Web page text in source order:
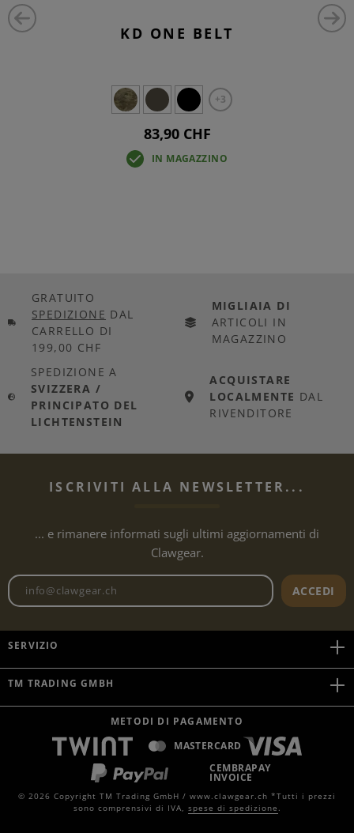
KD ONE BELT
+3
83,90 CHF
IN MAGAZZINO
GRATUITO
SPEDIZIONE DAL
CARRELLO DI
199,00 CHF
MIGLIAIA DI
ARTICOLI IN
MAGAZZINO
SPEDIZIONE A
SVIZZERA /
PRINCIPATO DEL
LICHTENSTEIN
ACQUISTARE
LOCALMENTE DAL
RIVENDITORE
ISCRIVITI ALLA NEWSLETTER...
... e rimanere informati sugli ultimi aggiornamenti di
Clawgear.
Indirizzo e-mail dellaACCEDI
SERVIZIO
TM TRADING GMBH
METODI DI PAGAMENTO
MASTERCARD
CEMBRAPAY
INVOICE
© 2026 Copyright TM Trading GmbH / www.clawgear.ch *Tutti i prezzi
sono comprensivi di IVA, spese di spedizione .